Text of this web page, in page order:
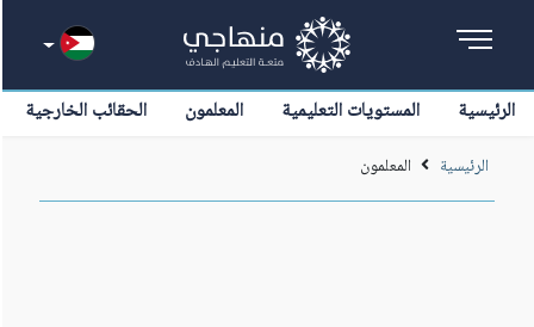
الرئيسية المستويات التعليمية المعلمون الحقائب الخارجية
الرئيسية المعلمون